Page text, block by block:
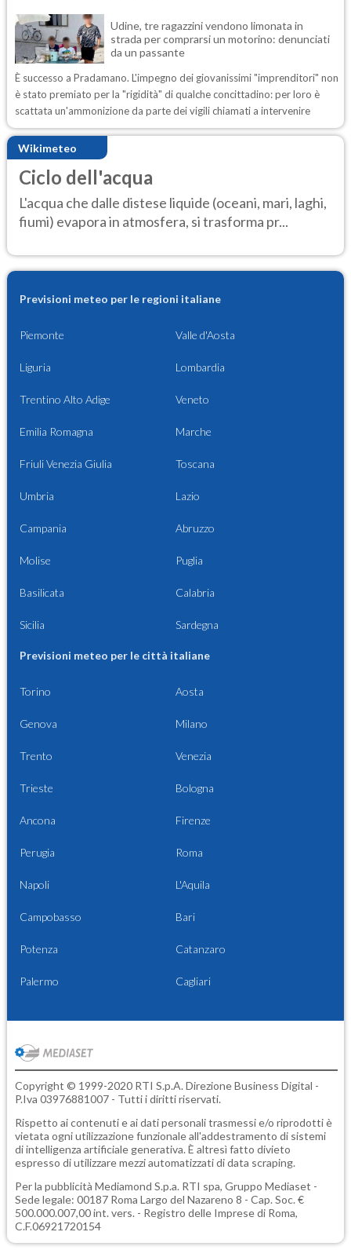
Udine, tre ragazzini vendono limonata in
strada per comprarsi un motorino: denunciati
da un passante
È successo a Pradamano. L'impegno dei giovanissimi "imprenditori" non
è stato premiato per la "rigidità" di qualche concittadino: per loro è
scattata un'ammonizione da parte dei vigili chiamati a intervenire
Wikimeteo
Ciclo dell'acqua
L'acqua che dalle distese liquide (oceani, mari, laghi,
fiumi) evapora in atmosfera, si trasforma pr...
Previsioni meteo per le regioni italiane
Piemonte Valle d'Aosta
Liguria Lombardia
Trentino Alto Adige Veneto
Emilia Romagna Marche
Friuli Venezia Giulia Toscana
Umbria Lazio
Campania Abruzzo
Molise Puglia
Basilicata Calabria
Sicilia Sardegna
Previsioni meteo per le città italiane
Torino Aosta
Genova Milano
Trento Venezia
Trieste Bologna
Ancona Firenze
Perugia Roma
Napoli L'Aquila
Campobasso Bari
Potenza Catanzaro
Palermo Cagliari
Copyright © 1999-2020 RTI S.p.A. Direzione Business Digital -
P.Iva 03976881007 - Tutti i diritti riservati.
Rispetto ai contenuti e ai dati personali trasmessi e/o riprodotti è
vietata ogni utilizzazione funzionale all'addestramento di sistemi
di intelligenza artificiale generativa. È altresì fatto divieto
espresso di utilizzare mezzi automatizzati di data scraping.
Per la pubblicità Mediamond S.p.a. RTI spa, Gruppo Mediaset -
Sede legale: 00187 Roma Largo del Nazareno 8 - Cap. Soc. €
500.000.007,00 int. vers. - Registro delle Imprese di Roma,
C.F.06921720154